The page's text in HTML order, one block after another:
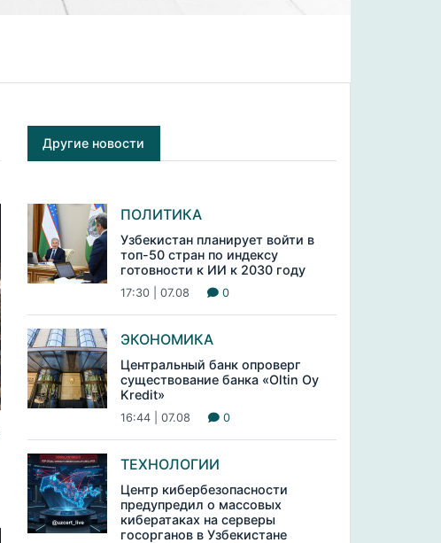
Другие новости
ПОЛИТИКА
Узбекистан планирует войти в
топ-50 стран по индексу
готовности к ИИ к 2030 году
17:30 | 07.08 0
ЭКОНОМИКА
Центральный банк опроверг
существование банка «Oltin Oy
Kredit»
16:44 | 07.08 0
ТЕХНОЛОГИИ
Центр кибербезопасности
предупредил о массовых
кибератаках на серверы
госорганов в Узбекистане